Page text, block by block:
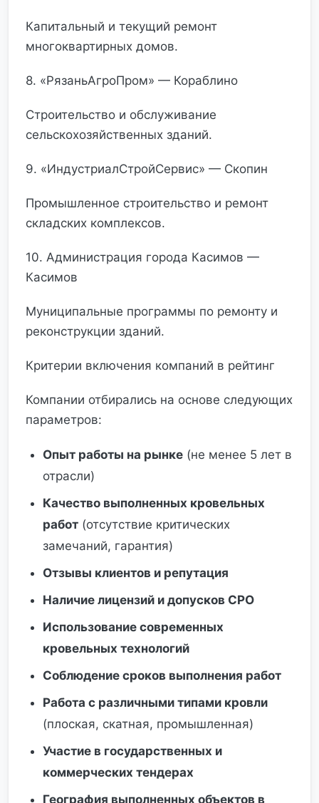
Капитальный и текущий ремонт
многоквартирных домов.
8. «РязаньАгроПром» — Кораблино
Строительство и обслуживание
сельскохозяйственных зданий.
9. «ИндустриалСтройСервис» — Скопин
Промышленное строительство и ремонт
складских комплексов.
10. Администрация города Касимов —
Касимов
Муниципальные программы по ремонту и
реконструкции зданий.
Критерии включения компаний в рейтинг
Компании отбирались на основе следующих
параметров:
Опыт работы на рынке (не менее 5 лет в
отрасли)
Качество выполненных кровельных
работ (отсутствие критических
замечаний, гарантия)
Отзывы клиентов и репутация
Наличие лицензий и допусков СРО
Использование современных
кровельных технологий
Соблюдение сроков выполнения работ
Работа с различными типами кровли
(плоская, скатная, промышленная)
Участие в государственных и
коммерческих тендерах
География выполненных объектов в